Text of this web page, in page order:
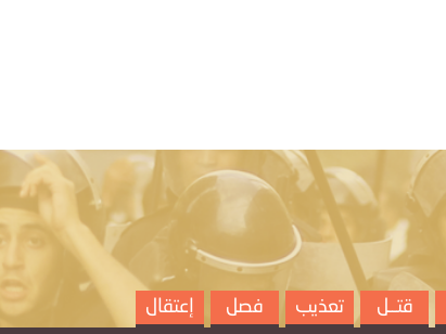
قتــل تعذيب فصل إعتقال